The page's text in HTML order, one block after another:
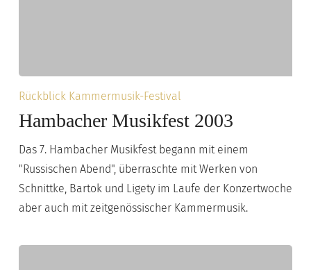
Hambacher
Musikfest
Rückblick Kammermusik-Festival
Hambacher Musikfest 2003
Das 7. Hambacher Musikfest begann mit einem
"Russischen Abend", überraschte mit Werken von
Schnittke, Bartok und Ligety im Laufe der Konzertwoche
aber auch mit zeitgenössischer Kammermusik.